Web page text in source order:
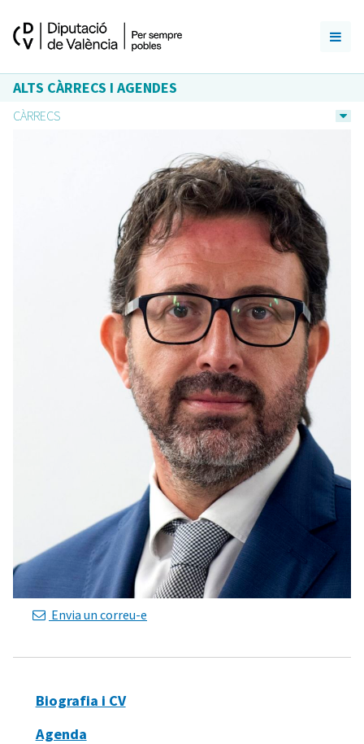
ALTS CÀRRECS I AGENDES
CÀRRECS
Envia un correu-e
Biografia i CV
Agenda